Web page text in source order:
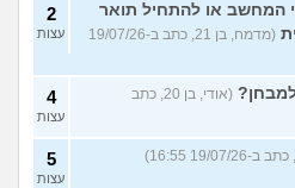
המחשב או להתחיל תואר
(מדמח, בן 21, כתב ב-19/07/26
2
עצות
(אודי, בן 20, כתב
4
עצות
5
עצות